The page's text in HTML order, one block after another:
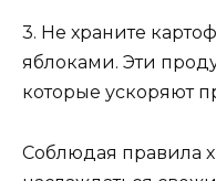
3. Не храните
яблоками. Эти
которые ускоряют
Соблюдая правила